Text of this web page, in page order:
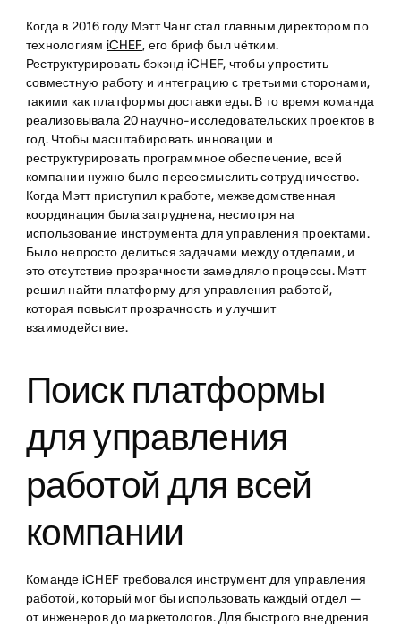
Когда в 2016 году Мэтт Чанг стал главным директором по
технологиямiCHEF, его бриф был чётким.
Реструктурировать бэкэнд iCHEF, чтобы упростить
совместную работу и интеграцию с третьими сторонами,
такими как платформы доставки еды. В то время команда
реализовывала 20 научно-исследовательских проектов в
год. Чтобы масштабировать инновации и
реструктурировать программное обеспечение, всей
компании нужно было переосмыслить сотрудничество.
Когда Мэтт приступил к работе, межведомственная
координация была затруднена, несмотря на
использование инструмента для управления проектами.
Было непросто делиться задачами между отделами, и
это отсутствие прозрачности замедляло процессы. Мэтт
решил найти платформу для управления работой,
которая повысит прозрачность и улучшит
взаимодействие.
Поиск платформы
для управления
работой для всей
компании
Команде iCHEF требовался инструмент для управления
работой, который мог бы использовать каждый отдел —
от инженеров до маркетологов. Для быстрого внедрения